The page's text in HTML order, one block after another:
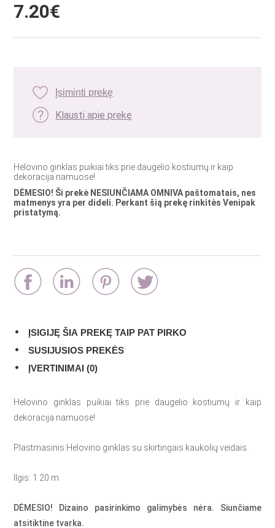
7.20€
Įsiminti prekę
Klausti apie prekę
Helovino ginklas puikiai tiks prie daugelio kostiumų ir kaip
dekoracija namuose!
DĖMESIO! Ši prekė NESIUNČIAMA OMNIVA paštomatais, nes
matmenys yra per dideli. Perkant šią prekę rinkitės Venipak
pristatymą.
ĮSIGIJĘ ŠIA PREKĘ TAIP PAT PIRKO
SUSIJUSIOS PREKĖS
ĮVERTINIMAI (0)
Helovino ginklas puikiai tiks prie daugelio kostiumų ir kaip
dekoracija namuose!
Plastmasinis Helovino ginklas su skirtingais kaukolių veidais.
Ilgis: 1.20 m.
DĖMESIO! Dizaino pasirinkimo galimybės nėra. Siunčiame
atsitiktine tvarka.